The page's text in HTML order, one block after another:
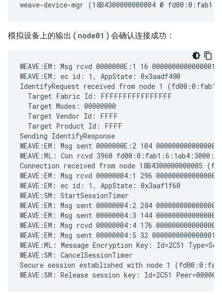
模拟设备上的输出 ( node01 ) 会确认连接成功：
WEAVE:EM: Msg rcvd 0000000E:1 16
WEAVE:EM: ec id: 1, AppState: 0x3aadf480
IdentifyRequest received from node 1
  Target Fabric Id: FFFFFFFFFFFFFFFF
  Target Modes: 00000000
  Target Vendor Id: FFFF
  Target Product Id: FFFF
Sending IdentifyResponse
WEAVE:EM: Msg sent 0000000E:2 104
WEAVE:ML: Con rcvd 3960
Connection received from node 18B4300000000005
WEAVE:EM: Msg rcvd 00000004:1 296
WEAVE:EM: ec id: 1, AppState: 0x3aaf1f60
WEAVE:SM: StartSessionTimer
WEAVE:EM: Msg sent 00000004:2 284
WEAVE:EM: Msg sent 00000004:3 144
WEAVE:EM: Msg rcvd 00000004:4 176
WEAVE:EM: Msg sent 00000004:5 32
WEAVE:ML: Message Encryption Key: Id=2C51
WEAVE:SM: CancelSessionTimer
Secure session established with node 1